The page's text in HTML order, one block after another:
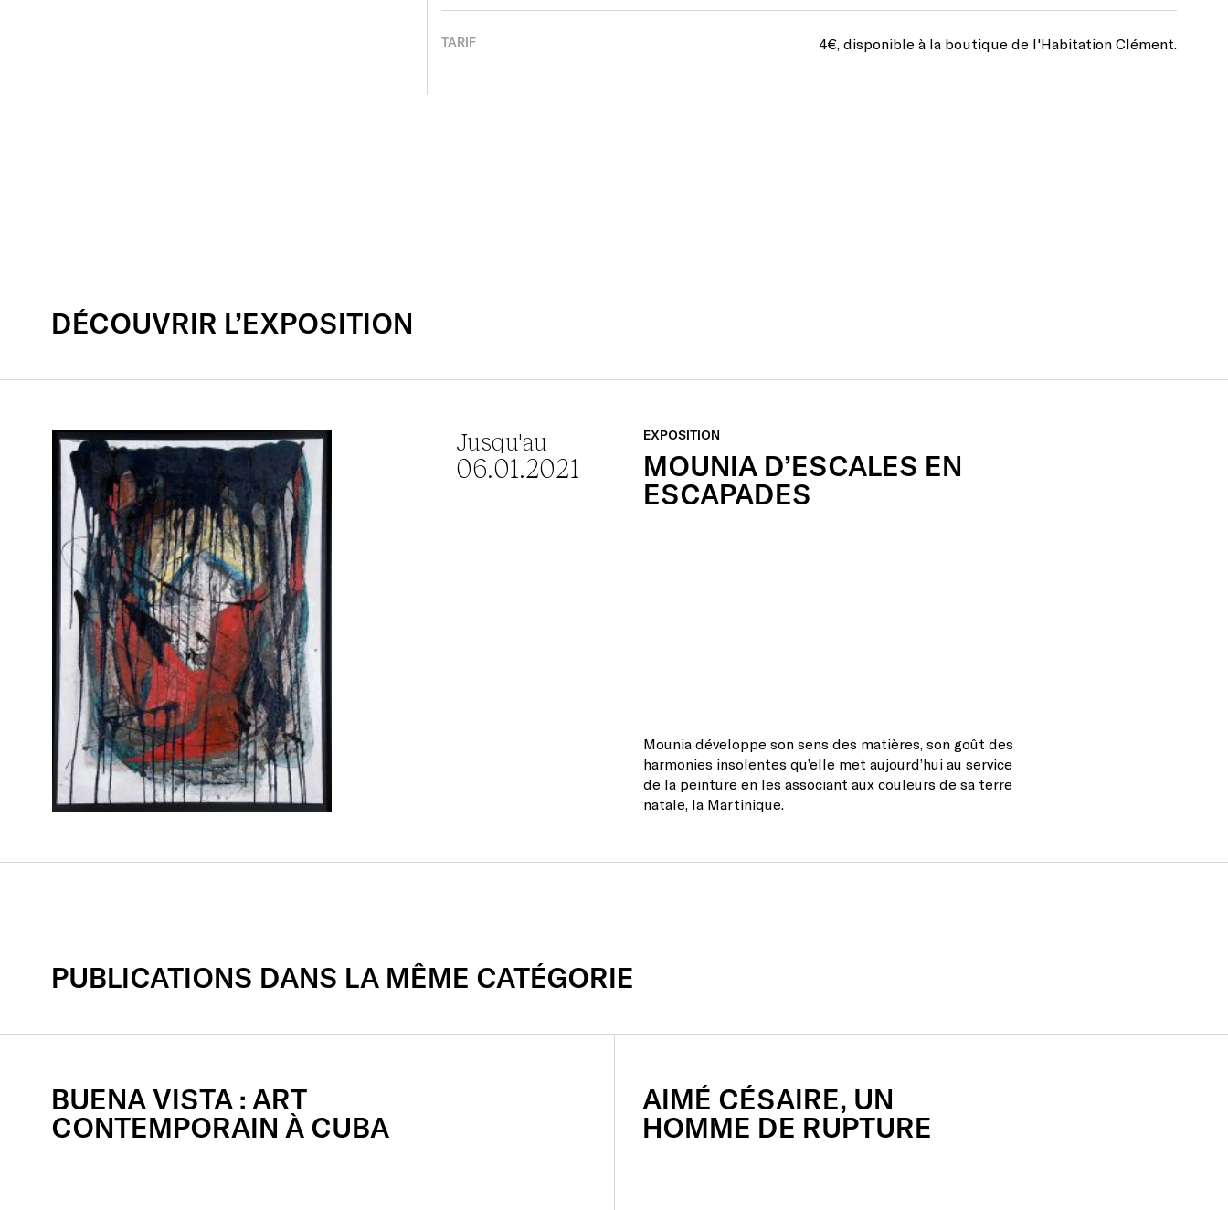
TARIF 4€, disponible à la boutique de l'Habitation Clément.
DÉCOUVRIR L’EXPOSITION
EXPOSITION
MOUNIA D’ESCALES EN
ESCAPADES
Jusqu'au
06.01.2021
Mounia développe son sens des matières, son goût des
harmonies insolentes qu’elle met aujourd’hui au service
de la peinture en les associant aux couleurs de sa terre
natale, la Martinique.
PUBLICATIONS DANS LA MÊME CATÉGORIE
BUENAVISTA : ART
CONTEMPORAIN À CUBA
AIMÉ CÉSAIRE, UN
HOMME DE RUPTURE